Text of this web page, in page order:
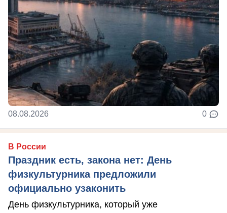
08.08.2026 0
В России
Праздник есть, закона нет: День
физкультурника предложили
официально узаконить
День физкультурника, который уже